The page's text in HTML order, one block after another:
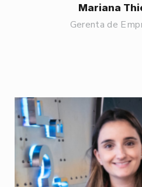
Mariana
Gerenta de